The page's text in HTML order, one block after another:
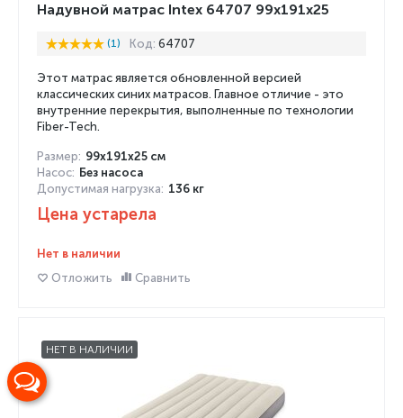
Надувной матрас Intex 64707 99x191x25
(1) Код: 64707
Этот матрас является обновленной версией
классических синих матрасов. Главное отличие - это
внутренние перекрытия, выполненные по технологии
Fiber-Tech.
Размер: 99х191х25 см
Насос: Без насоса
Допустимая нагрузка: 136 кг
Цена устарела
Нет в наличии
Отложить
Сравнить
НЕТ В НАЛИЧИИ